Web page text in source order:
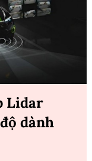
Lidar
dành